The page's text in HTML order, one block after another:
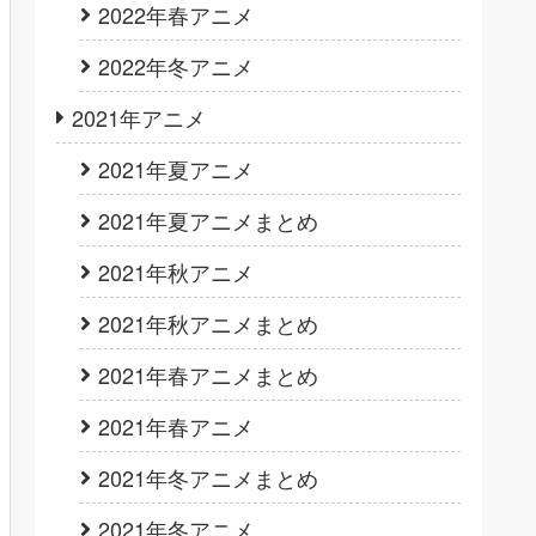
2022年春アニメ
2022年冬アニメ
2021年アニメ
2021年夏アニメ
2021年夏アニメまとめ
2021年秋アニメ
2021年秋アニメまとめ
2021年春アニメまとめ
2021年春アニメ
2021年冬アニメまとめ
2021年冬アニメ